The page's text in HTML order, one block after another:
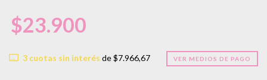
$23.900
3cuotas sin interés de$7.966,67 VER MEDIOS DE PAGO